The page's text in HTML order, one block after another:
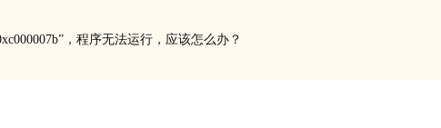
，程序无法运行，应该怎么办？